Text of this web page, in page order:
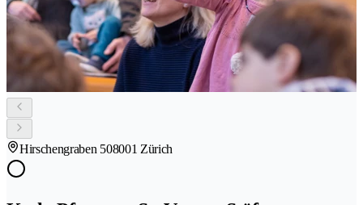
Hirschengraben 508001 Zürich